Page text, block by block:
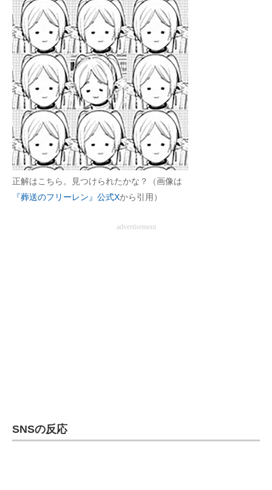
正解はこちら。見つけられたかな？（画像は
『葬送のフリーレン』公式Xから引用）
advertisement
SNSの反応